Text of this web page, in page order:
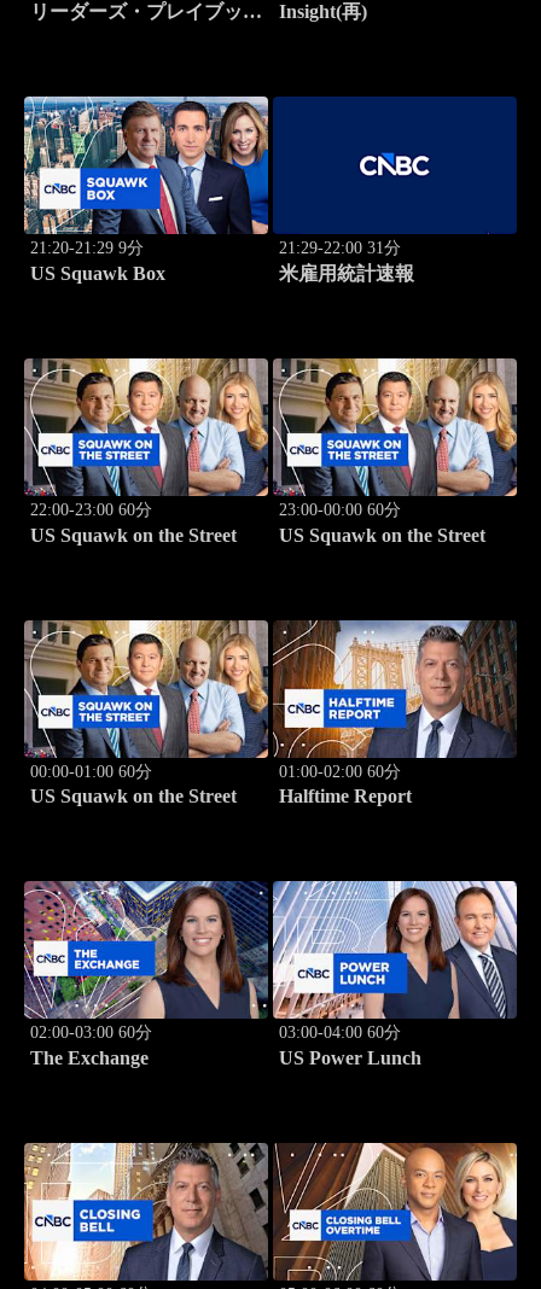
リーダーズ・プレイブック
Insight(再)
21:20-21:29 9分
US Squawk Box
21:29-22:00 31分
米雇用統計速報
22:00-23:00 60分
US Squawk on the Street
23:00-00:00 60分
US Squawk on the Street
00:00-01:00 60分
US Squawk on the Street
01:00-02:00 60分
Halftime Report
02:00-03:00 60分
The Exchange
03:00-04:00 60分
US Power Lunch